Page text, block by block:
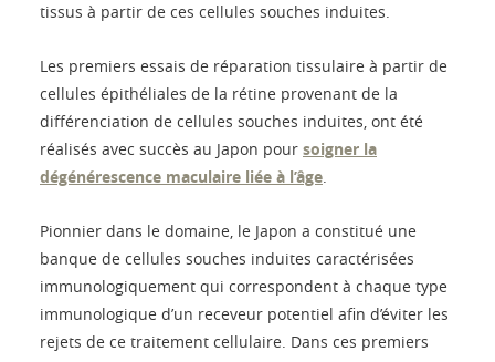
tissus à partir de ces cellules souches induites.
Les premiers essais de réparation tissulaire à partir de
cellules épithéliales de la rétine provenant de la
différenciation de cellules souches induites, ont été
réalisés avec succès au Japon pour soigner la
dégénérescence maculaire liée à l’âge.
Pionnier dans le domaine, le Japon a constitué une
banque de cellules souches induites caractérisées
immunologiquement qui correspondent à chaque type
immunologique d’un receveur potentiel afin d’éviter les
rejets de ce traitement cellulaire. Dans ces premiers